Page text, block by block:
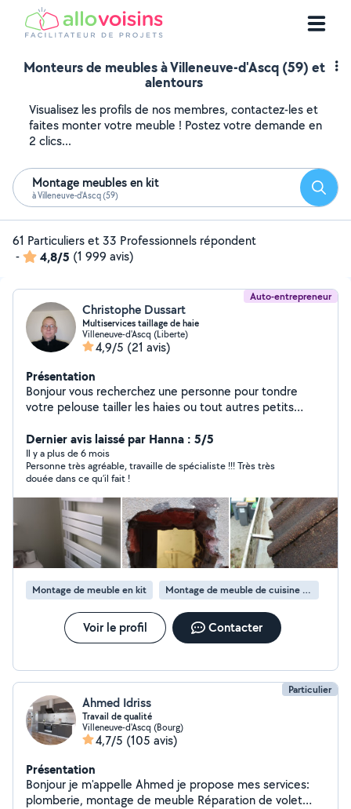
Monteurs de meubles à Villeneuve-d'Ascq (59) et
alentours
Visualisez les profils de nos membres, contactez-les et
faites monter votre meuble ! Postez votre demande en
2 clics...
Montage meubles en kit
à Villeneuve-d'Ascq (59)
61 Particuliers et 33 Professionnels répondent
-
4,8/5 (1 999 avis)
Auto-entrepreneur
Christophe Dussart
Multiservices taillage de haie
Villeneuve-d'Ascq (Liberte)
4,9/5 (21 avis)
Présentation
Bonjour vous recherchez une personne pour tondre
votre pelouse tailler les haies ou tout autres petits
la personne
Dernier avis laissé par Hanna : 5/5
Il y a plus de 6 mois
Personne très agréable, travaille de spécialiste !!! Très très
douée dans ce qu’il fait !
Montage de meuble en kit Montage de meuble de cuisine en kit
Voir le profil Contacter
Particulier
Ahmed Idriss
Travail de qualité
Villeneuve-d'Ascq (Bourg)
4,7/5 (105 avis)
Présentation
Bonjour je m'appelle Ahmed je propose mes services:
plomberie, montage de meuble Réparation de volet